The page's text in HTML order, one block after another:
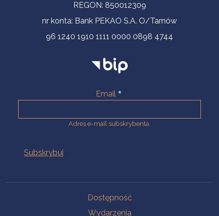
REGON: 850012309
nr konta: Bank PEKAO S.A. O/Tarnów
96 1240 1910 1111 0000 0898 4744
Email
Adres e-mail subskrybenta.
Dostępność
Wydarzenia